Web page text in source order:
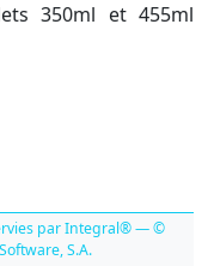
350ml et 455ml
par Integral® — ©
S.A.